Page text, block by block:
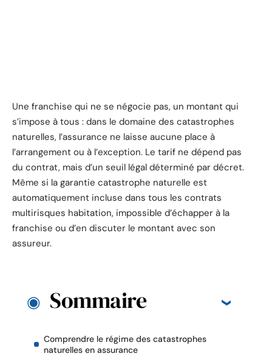
Une franchise qui ne se négocie pas, un montant qui
s’impose à tous : dans le domaine des catastrophes
naturelles, l’assurance ne laisse aucune place à
l’arrangement ou à l’exception. Le tarif ne dépend pas
du contrat, mais d’un seuil légal déterminé par décret.
Même si la garantie catastrophe naturelle est
automatiquement incluse dans tous les contrats
multirisques habitation, impossible d’échapper à la
franchise ou d’en discuter le montant avec son
assureur.
Sommaire
Comprendre le régime des catastrophes
naturelles en assurance